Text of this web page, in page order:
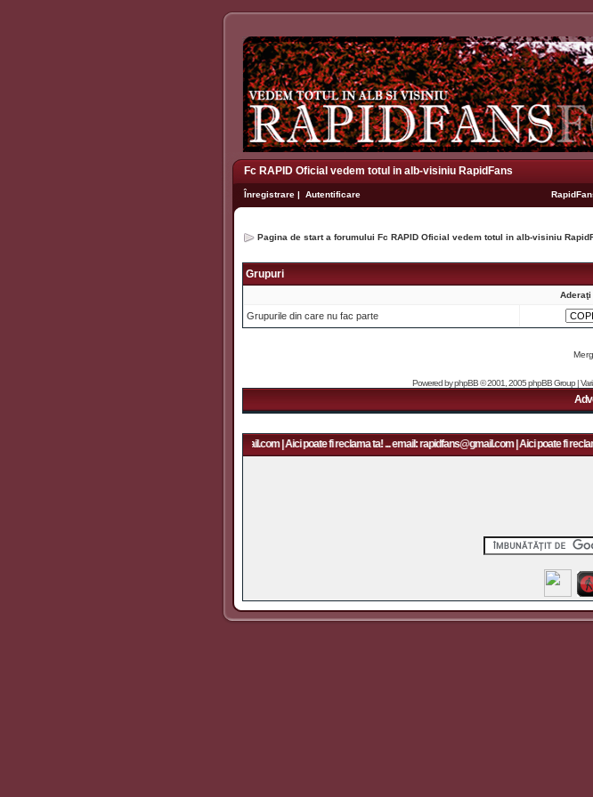
Fc RAPID Oficial vedem totul in alb-visiniu RapidFans
Înregistrare | Autentificare
Pagina de start a forumului Fc RAPID Oficial vedem totul in alb-visiniu
Grupuri
Aderaţi
Grupurile din care nu fac parte
Powered byphpBB© 2001, 2005 phpBB Group |
Aici poate fi reclama ta! ... email: rapidfans@gmail.com | Aici poate fi reclama ta! ... email: rapidfans@gmail.com | Aici poate fi